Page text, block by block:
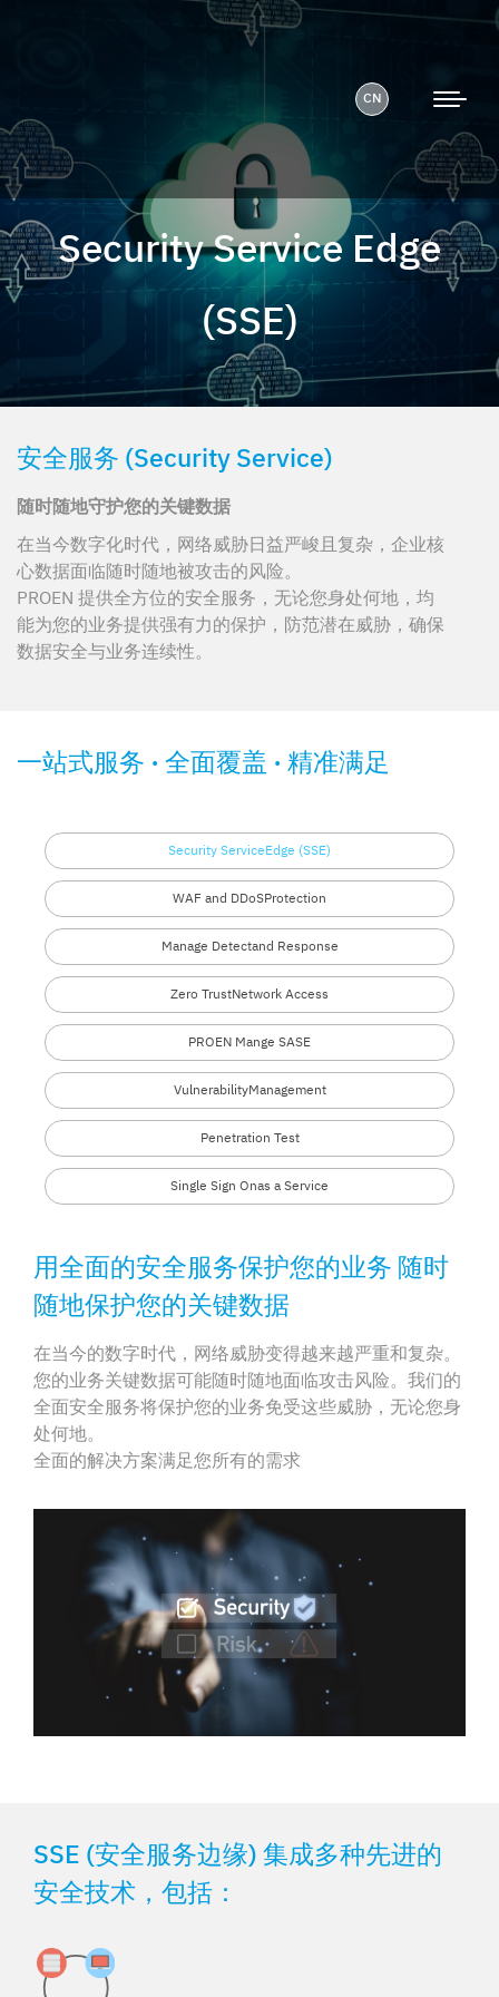
CN
Security Service Edge
(SSE)
安全服务 (Security Service)
随时随地守护您的关键数据
在当今数字化时代，网络威胁日益严峻且复杂，企业核
心数据面临随时随地被攻击的风险。
PROEN 提供全方位的安全服务，无论您身处何地，均
能为您的业务提供强有力的保护，防范潜在威胁，确保
数据安全与业务连续性。
一站式服务 · 全面覆盖 · 精准满足
Security ServiceEdge (SSE)
WAF and DDoSProtection
Manage Detectand Response
Zero TrustNetwork Access
PROEN Mange SASE
VulnerabilityManagement
Penetration Test
Single Sign Onas a Service
用全面的安全服务保护您的业务 随时
随地保护您的关键数据
在当今的数字时代，网络威胁变得越来越严重和复杂。
您的业务关键数据可能随时随地面临攻击风险。我们的
全面安全服务将保护您的业务免受这些威胁，无论您身
处何地。
全面的解决方案满足您所有的需求
SSE (安全服务边缘) 集成多种先进的
安全技术，包括：